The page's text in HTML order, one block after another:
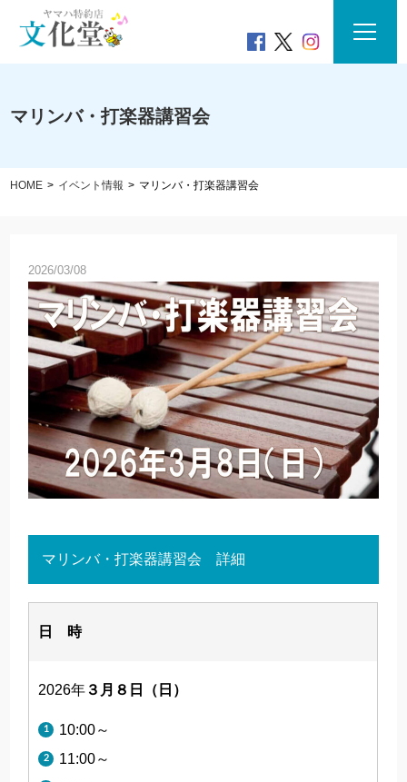
マリンバ・打楽器講習会
HOME イベント情報 マリンバ・打楽器講習会
2026/03/08
マリンバ・打楽器講習会 詳細
日 時
2026年 ３月８日（日）
10:00～
11:00～